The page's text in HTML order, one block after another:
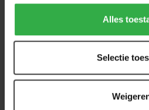
Alles
Selectie
Recent bekeken